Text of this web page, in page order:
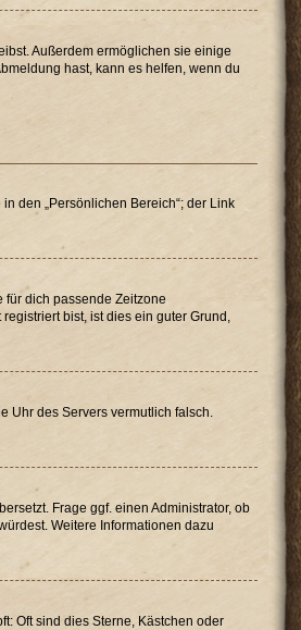
Außerdem ermöglichen sie einige
hast, kann es helfen, wenn du
den „Persönlichen Bereich“; der Link
für dich passende Zeitzone
bist, ist dies ein guter Grund,
Uhr des Servers vermutlich falsch.
Frage ggf. einen Administrator, ob
Weitere Informationen dazu
Oft sind dies Sterne, Kästchen oder